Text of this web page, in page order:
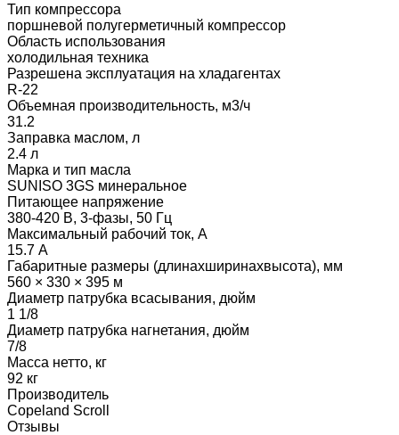
Тип компрессора
поршневой полугерметичный компрессор
Область использования
холодильная техника
Разрешена эксплуатация на хладагентах
R-22
Объемная производительность, м3/ч
31.2
Заправка маслом, л
2.4 л
Марка и тип масла
SUNISO 3GS минеральное
Питающее напряжение
380-420 В, 3-фазы, 50 Гц
Максимальный рабочий ток, А
15.7 А
Габаритные размеры (длинаxширинаxвысота), мм
560 × 330 × 395 м
Диаметр патрубка всасывания, дюйм
1 1/8
Диаметр патрубка нагнетания, дюйм
7/8
Масса нетто, кг
92 кг
Производитель
Copeland Scroll
Отзывы